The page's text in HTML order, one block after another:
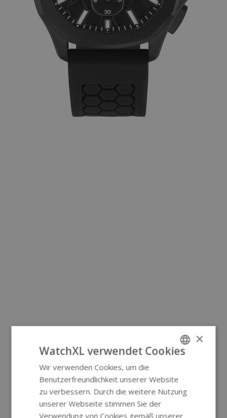
GERMAN
×
WatchXL verwendet Cookies
Wir verwenden Cookies, um die
Benutzerfreundlichkeit unserer Website
zu verbessern. Durch die weitere Nutzung
unserer Webseite stimmen Sie der
Verwendung von Cookies gemäß unserer